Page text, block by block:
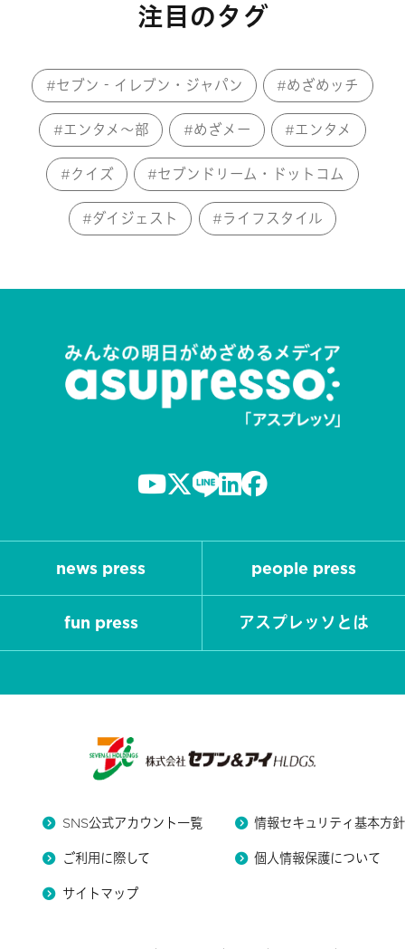
注目のタグ
セブン‐イレブン・ジャパン めざめッチ
エンタメ～部 めざメー エンタメ
クイズ セブンドリーム・ドットコム
ダイジェスト ライフスタイル
news press people press
fun press アスプレッソとは
SNS公式アカウント一覧 情報セキュリティ基本方針
ご利用に際して 個人情報保護について
サイトマップ